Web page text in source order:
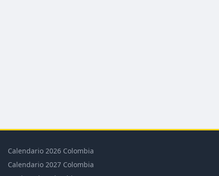
Calendario 2026 Colombia
Calendario 2027 Colombia